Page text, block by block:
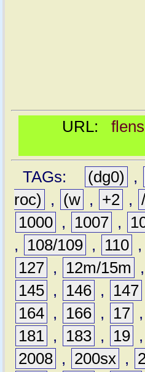
URL:
TAGs: (dg0) ,
roc)
, (w , +2 , /
1000 , 1007 ,
,
108/109 , 110 ,
127 , 12m/15m ,
145 , 146 , 147
164 , 166 , 17 ,
181 , 183 , 19 ,
2008 , 200sx ,